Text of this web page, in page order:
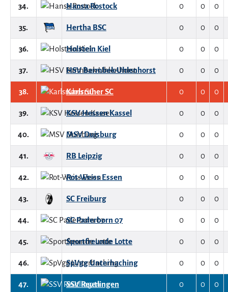
34. Hansa Rostock 0 0 0
35. Hertha BSC 0 0 0
36. Holstein Kiel 0 0 0
37. HSV Barmbek-Uhlenhorst 0 0 0
38. Karlsruher SC 0 0 0
39. KSV Hessen Kassel 0 0 0
40. MSV Duisburg 0 0 0
41. RB Leipzig 0 0 0
42. Rot-Weiss Essen 0 0 0
43. SC Freiburg 0 0 0
44. SC Paderborn 07 0 0 0
45. Sportfreunde Lotte 0 0 0
46. SpVgg Unterhaching 0 0 0
47. SSV Reutlingen 0 0 0